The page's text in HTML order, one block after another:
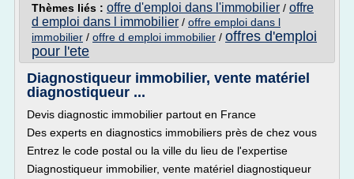
Thèmes liés : offre d'emploi dans l'immobilier / offre
d emploi dans l immobilier / offre emploi dans l
immobilier / offre d emploi immobilier / offres d'emploi
pour l'ete
Diagnostiqueur immobilier, vente matériel
diagnostiqueur ...
Devis diagnostic immobilier partout en France
Des experts en diagnostics immobiliers près de chez vous
Entrez le code postal ou la ville du lieu de l'expertise
Diagnostiqueur immobilier, vente matériel diagnostiqueur